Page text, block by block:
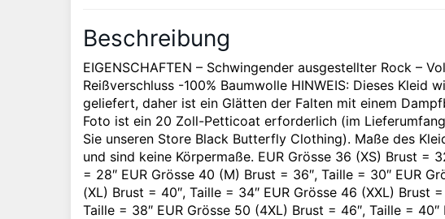
Beschreibung
EIGENSCHAFTEN – Schwingender ausgestellter Rock –
Reißverschluss -100% Baumwolle HINWEIS: Dieses Kleid
geliefert, daher ist ein Glätten der Falten mit einem
Foto ist ein 20 Zoll-Petticoat erforderlich (im
Sie unseren Store Black Butterfly Clothing). Maße des
und sind keine Körpermaße. EUR Grösse 36 (XS) Brust =
= 28″ EUR Grösse 40 (M) Brust = 36″, Taille = 30″ EUR
(XL) Brust = 40″, Taille = 34″ EUR Grösse 46 (XXL) Brust
Taille = 38″ EUR Grösse 50 (4XL) Brust = 46″, Taille =